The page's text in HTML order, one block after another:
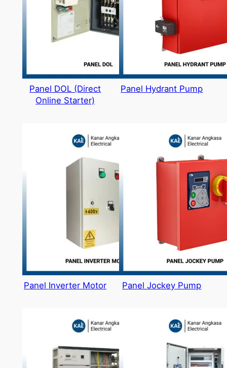
Panel DOL (Direct
Online Starter)
Panel Hydrant Pump
Panel Inverter Motor Panel Jockey Pump